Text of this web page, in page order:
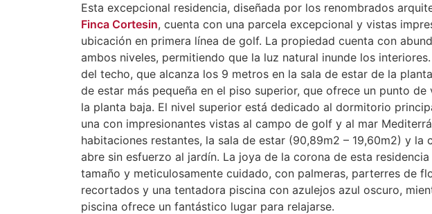
Esta excepcional residencia, diseñada por los renombrados
Finca Cortesin, cuenta con una parcela excepcional y vistas
ubicación en primera línea de golf. La propiedad cuenta con
ambos niveles, permitiendo que la luz natural inunde los
del techo, que alcanza los 9 metros en la sala de estar de la
de estar más pequeña en el piso superior, que ofrece un punto
la planta baja. El nivel superior está dedicado al dormitorio
una con impresionantes vistas al campo de golf y al mar
habitaciones restantes, la sala de estar (90,89m2 – 19,60m2) y la
abre sin esfuerzo al jardín. La joya de la corona de esta
tamaño y meticulosamente cuidado, con palmeras, parterres de
recortados y una tentadora piscina con azulejos azul oscuro,
piscina ofrece un fantástico lugar para relajarse.